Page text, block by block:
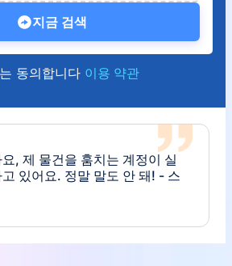
지금 검색
동의합니다 이용 약관
꾼들로 가득해요! 이 도구가 사
기서 훔쳐 다니는 사람을 잡는 데
, 제 물건을 훔치는 계정이 실
있어요. 정말 말도 안 돼! - 스